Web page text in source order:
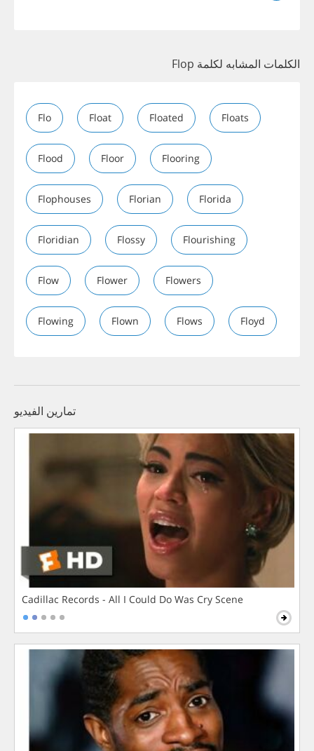
الكلمات المشابه لكلمة Flop
Flo Float Floated Floats
Flood Floor Flooring
Flophouses Florian Florida
Floridian Flossy Flourishing
Flow Flower Flowers
Flowing Flown Flows Floyd
تمارين الفيديو
Cadillac Records - All I Could Do Was Cry Scene